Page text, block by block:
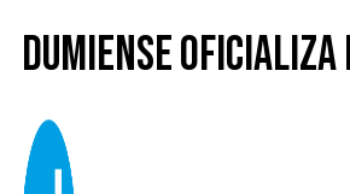
Dumiense oficializa